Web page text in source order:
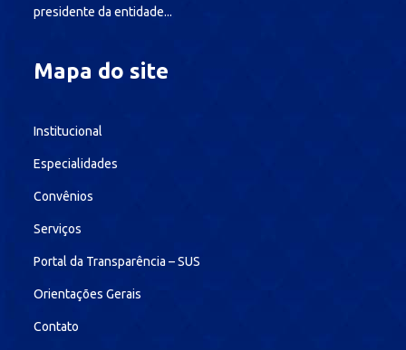
presidente da entidade...
Mapa do site
Institucional
Especialidades
Convênios
Serviços
Portal da Transparência – SUS
Orientações Gerais
Contato